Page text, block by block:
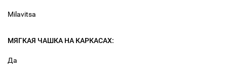
Milavitsa
МЯГКАЯ ЧАШКА НА КАРКАСАХ:
Да